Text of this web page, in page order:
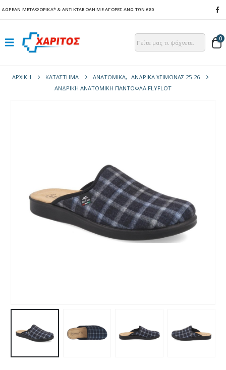
ΔΩΡΕΑΝ ΜΕΤΑΦΟΡΙΚΑ* & ΑΝΤΙΚΤΑΒΟΛΗ ΜΕ ΑΓΟΡΕΣ ΑΝΩ ΤΩΝ €80
0
ΑΡΧΙΚΉ ΚΑΤΆΣΤΗΜΑ ΑΝΑΤΟΜΙΚΆ, ΑΝΔΡΙΚΆ ΧΕΙΜΏΝΑΣ 25-26
ΑΝΔΡΙΚΉ ΑΝΑΤΟΜΙΚΉ ΠΑΝΤΌΦΛΑ FLYFLOT